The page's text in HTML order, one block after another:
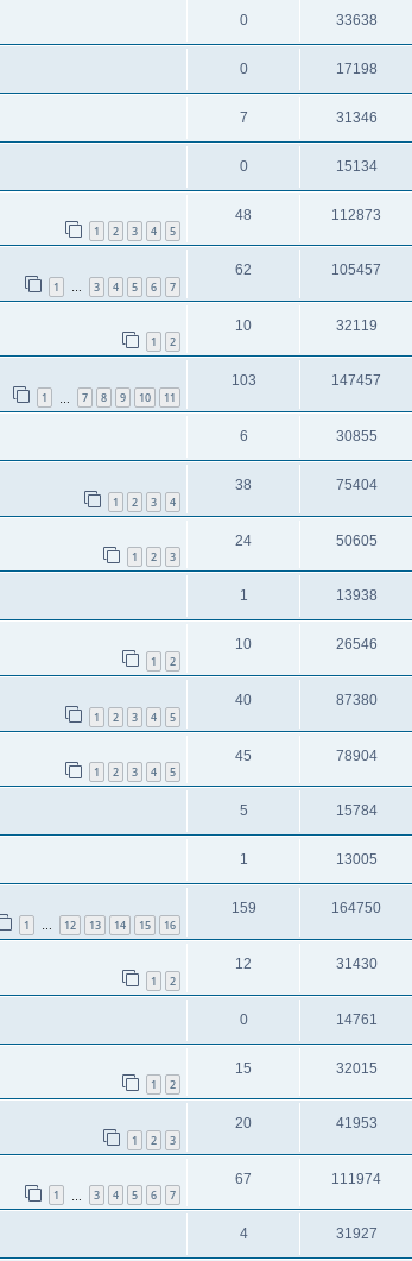
0 33638
0 17198
7 31346
0 15134
1 2 3 4 5
48 112873
1 … 3 4 5 6 7
62 105457
1 2
10 32119
1 7 8 9 10 11
103 147457
6 30855
1 2 3 4
38 75404
1 2 3
24 50605
1 13938
1 2
10 26546
1 2 3 4 5
40 87380
1 2 3 4 5
45 78904
5 15784
1 13005
1 … 12 13 14 15 16
159 164750
1 2
12 31430
0 14761
1 2
15 32015
1 2 3
20 41953
1 3 4 5 6 7
67 111974
4 31927